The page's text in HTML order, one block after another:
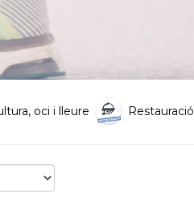
oci i lleure Restauració